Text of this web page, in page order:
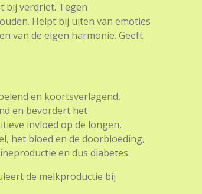
bij verdriet. Tegen
Helpt bij uiten van emoties
van de eigen harmonie. Geeft
en koortsverlagend,
en bevordert het
invloed op de longen,
het bloed en de doorbloeding,
en dus diabetes.
de melkproductie bij